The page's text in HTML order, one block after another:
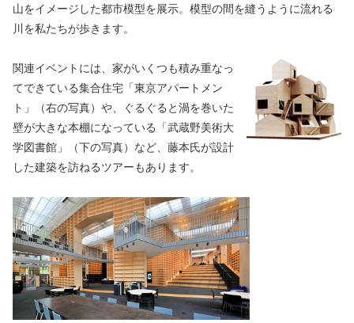
山をイメージした都市模型を展示。模型の間を縫うように流れる
川を私たちが歩きます。
関連イベントには、家がいくつも積み重なっ
てできている集合住宅「東京アパートメン
ト」（右の写真）や、ぐるぐると渦を巻いた
壁が大きな本棚になっている「武蔵野美術大
学図書館」（下の写真）など、藤本氏が設計
した建築を訪ねるツアーもあります。